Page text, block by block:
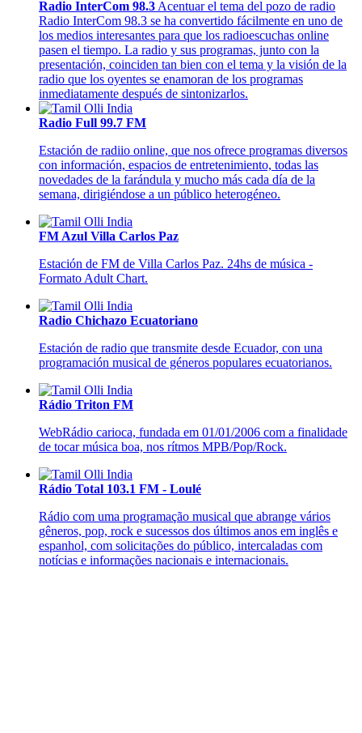
Radio InterCom 98.3 Acentuar el tema del pozo de radio
Radio InterCom 98.3 se ha convertido fácilmente en uno de
los medios interesantes para que los radioescuchas online
pasen el tiempo. La radio y sus programas, junto con la
presentación, coinciden tan bien con el tema y la visión de la
radio que los oyentes se enamoran de los programas
inmediatamente después de sintonizarlos.
Radio Full 99.7 FM
Estación de radiio online, que nos ofrece programas diversos
con información, espacios de entretenimiento, todas las
novedades de la farándula y mucho más cada día de la
semana, dirigiéndose a un público heterogéneo.
FM Azul Villa Carlos Paz
Estación de FM de Villa Carlos Paz. 24hs de música -
Formato Adult Chart.
Radio Chichazo Ecuatoriano
Estación de radio que transmite desde Ecuador, con una
programación musical de géneros populares ecuatorianos.
Rádio Triton FM
WebRádio carioca, fundada em 01/01/2006 com a finalidade
de tocar música boa, nos rítmos MPB/Pop/Rock.
Rádio Total 103.1 FM - Loulé
Rádio com uma programação musical que abrange vários
gêneros, pop, rock e sucessos dos últimos anos em inglês e
espanhol, com solicitações do público, intercaladas com
notícias e informações nacionais e internacionais.